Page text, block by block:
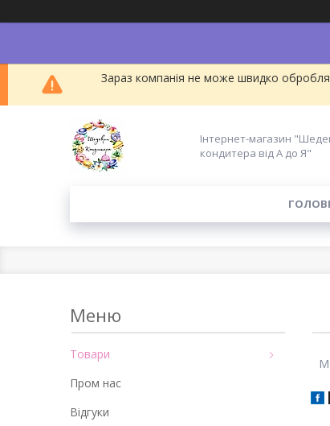
Зараз компанія не може швидко
Інтернет-магазин
кондитера від А до Я"
Товари
Пром нас
Відгуки